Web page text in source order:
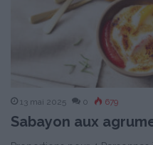
13 mai 2025 0 679
Sabayon aux